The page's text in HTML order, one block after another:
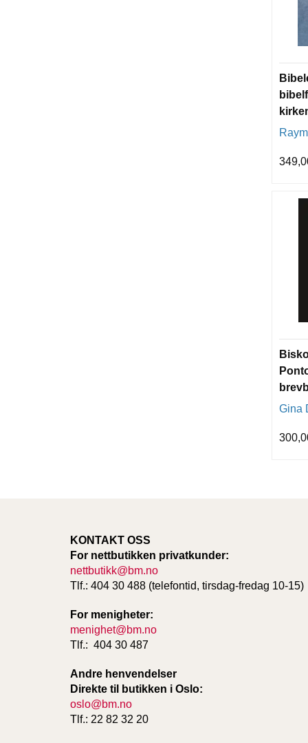
er et
Gina
KONTAKT OSS
For nettbutikken privatkunder:
nettbutikk@bm.no
Tlf.: 404 30 488 (telefontid, tirsdag-fredag 10-15)
For menigheter:
menighet@bm.no
Tlf.: 404 30 487
Andre henvendelser
Direkte til butikken i Oslo:
oslo@bm.no
Tlf.: 22 82 32 20